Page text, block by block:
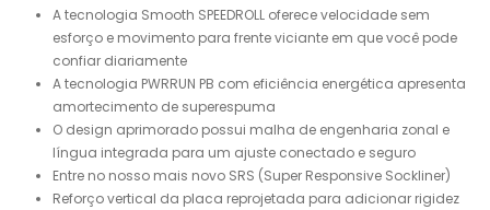
A tecnologia Smooth SPEEDROLL oferece velocidade sem
esforço e movimento para frente viciante em que você pode
confiar diariamente
A tecnologia PWRRUN PB com eficiência energética apresenta
amortecimento de superespuma
O design aprimorado possui malha de engenharia zonal e
língua integrada para um ajuste conectado e seguro
Entre no nosso mais novo SRS (Super Responsive Sockliner)
Reforço vertical da placa reprojetada para adicionar rigidez